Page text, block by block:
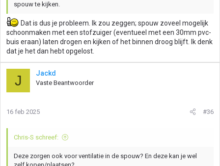
spouw te kijken.
Dat is dus je probleem. Ik zou zeggen; spouw zoveel mogelijk
schoonmaken met een stofzuiger (eventueel met een 30mm pvc-
buis eraan) laten drogen en kijken of het binnen droog blijft. Ik denk
dat je het dan hebt opgelost.
J Jackd
Vaste Beantwoorder
16 feb 2025 #36
Chris-S schreef:
Deze zorgen ook voor ventilatie in de spouw? En deze kan je wel